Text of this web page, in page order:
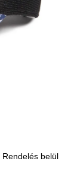
Rendelés belül